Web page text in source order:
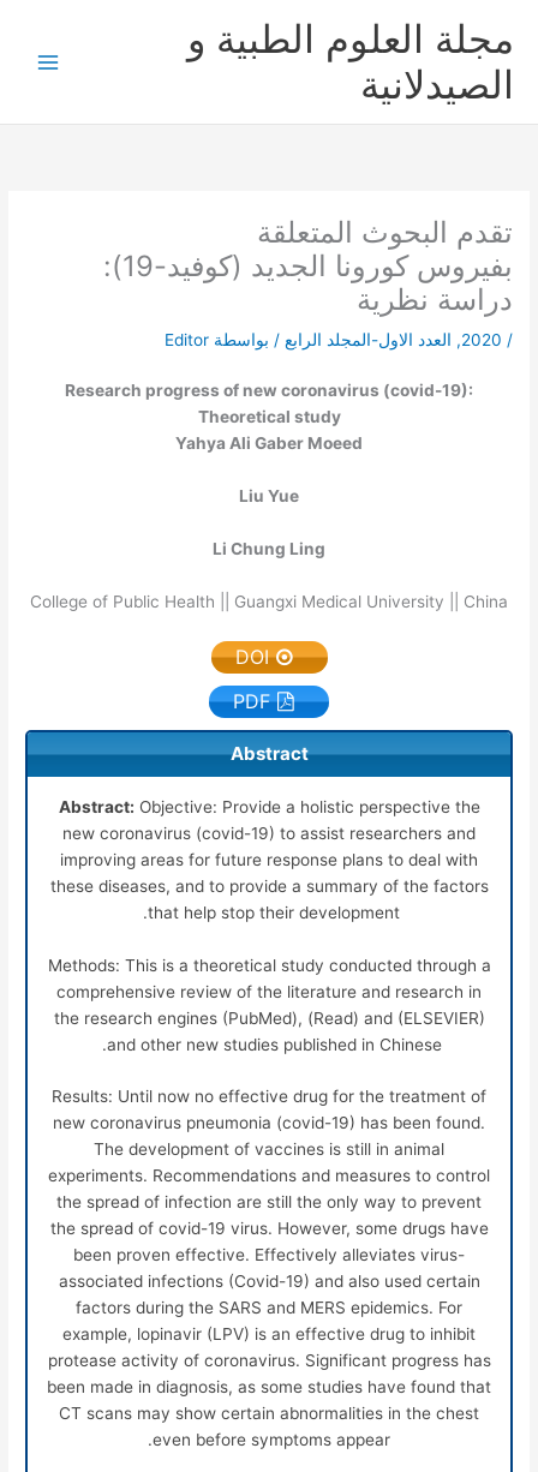
المحتوى
مجلة العلوم الطبية و
الصيدلانية
تقدم البحوث المتعلقة
بفيروس كورونا الجديد (كوفيد-19):
دراسة نظرية
/
2020
, العدد الاول-المجلد الرابع / بواسطة Editor
Research progress of new coronavirus (covid-19):
Theoretical study
Yahya Ali Gaber Moeed
Liu Yue
Li Chung Ling
College of Public Health || Guangxi Medical University || China
DOI
PDF
Abstract
Abstract: Objective: Provide a holistic perspective the
new coronavirus (covid-19) to assist researchers and
improving areas for future response plans to deal with
these diseases, and to provide a summary of the factors
that help stop their development.
Methods: This is a theoretical study conducted through a
comprehensive review of the literature and research in
the research engines (PubMed), (Read) and (ELSEVIER)
and other new studies published in Chinese.
Results: Until now no effective drug for the treatment of
new coronavirus pneumonia (covid-19) has been found.
The development of vaccines is still in animal
experiments. Recommendations and measures to control
the spread of infection are still the only way to prevent
the spread of covid-19 virus. However, some drugs have
been proven effective. Effectively alleviates virus-
associated infections (Covid-19) and also used certain
factors during the SARS and MERS epidemics. For
example, lopinavir (LPV) is an effective drug to inhibit
protease activity of coronavirus. Significant progress has
been made in diagnosis, as some studies have found that
CT scans may show certain abnormalities in the chest
even before symptoms appear.